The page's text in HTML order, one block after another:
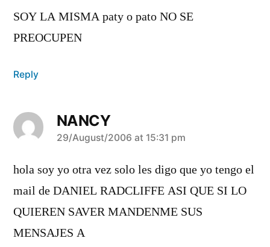
SOY LA MISMA paty o pato NO SE
PREOCUPEN
Reply
NANCY
says:
29/August/2006 at 15:31 pm
hola soy yo otra vez solo les digo que yo tengo el
mail de DANIEL RADCLIFFE ASI QUE SI LO
QUIEREN SAVER MANDENME SUS
MENSAJES A